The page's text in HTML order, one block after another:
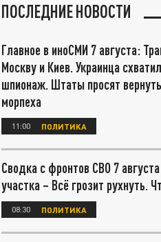
ПОСЛЕДНИЕ НОВОСТИ
Главное в иноСМИ 7 августа:
Москву и Киев. Украинца
шпионаж. Штаты просят
морпеха
11:00 ПОЛИТИКА
Сводка с фронтов СВО 7
участка – Всё грозит рухнуть.
08:30 ПОЛИТИКА